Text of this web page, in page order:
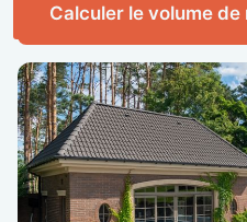
Calculer le volume de